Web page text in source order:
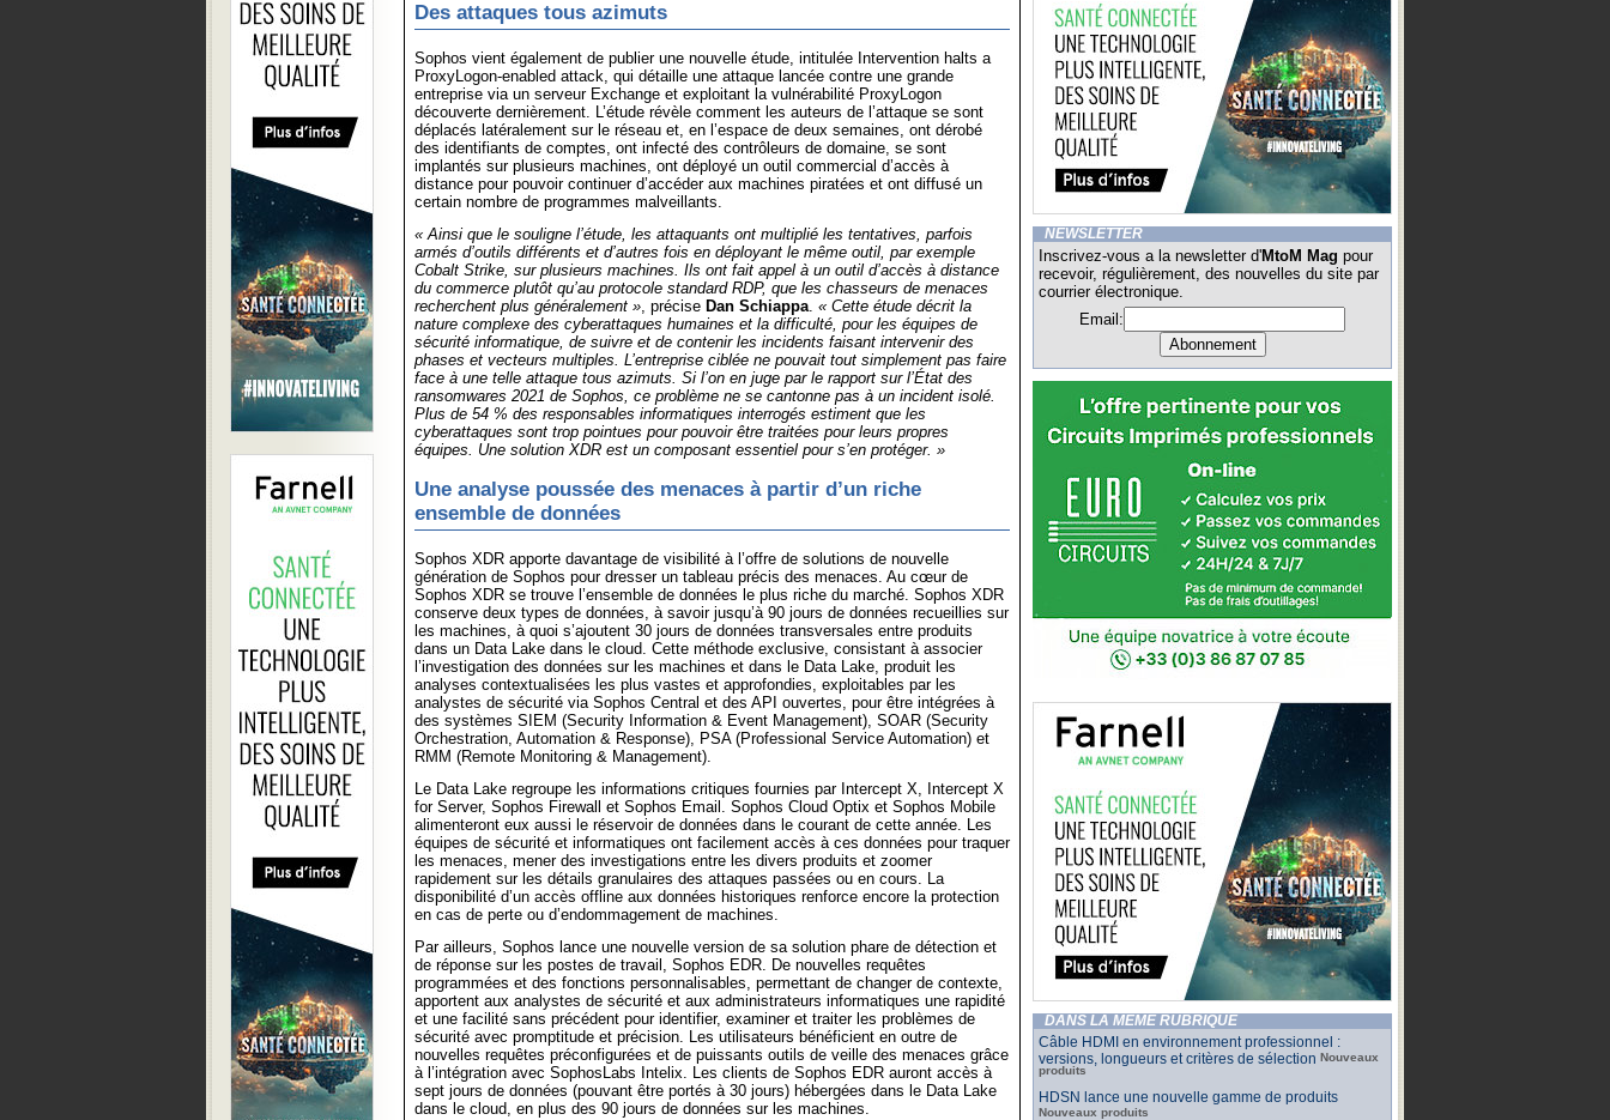
Des attaques tous azimuts
Sophos vient également de publier une nouvelle étude, intitulée Intervention halts a
ProxyLogon-enabled attack, qui détaille une attaque lancée contre une grande
entreprise via un serveur Exchange et exploitant la vulnérabilité ProxyLogon
découverte dernièrement. L’étude révèle comment les auteurs de l’attaque se sont
déplacés latéralement sur le réseau et, en l’espace de deux semaines, ont dérobé
des identifiants de comptes, ont infecté des contrôleurs de domaine, se sont
implantés sur plusieurs machines, ont déployé un outil commercial d’accès à
distance pour pouvoir continuer d’accéder aux machines piratées et ont diffusé un
certain nombre de programmes malveillants.
« Ainsi que le souligne l’étude, les attaquants ont multiplié les tentatives, parfois
armés d’outils différents et d’autres fois en déployant le même outil, par exemple
Cobalt Strike, sur plusieurs machines. Ils ont fait appel à un outil d’accès à distance
du commerce plutôt qu’au protocole standard RDP, que les chasseurs de menaces
recherchent plus généralement », précise Dan Schiappa. « Cette étude décrit la
nature complexe des cyberattaques humaines et la difficulté, pour les équipes de
sécurité informatique, de suivre et de contenir les incidents faisant intervenir des
phases et vecteurs multiples. L’entreprise ciblée ne pouvait tout simplement pas faire
face à une telle attaque tous azimuts. Si l’on en juge par le rapport sur l’État des
ransomwares 2021 de Sophos, ce problème ne se cantonne pas à un incident isolé.
Plus de 54 % des responsables informatiques interrogés estiment que les
cyberattaques sont trop pointues pour pouvoir être traitées pour leurs propres
équipes. Une solution XDR est un composant essentiel pour s’en protéger. »
Une analyse poussée des menaces à partir d’un riche
ensemble de données
Sophos XDR apporte davantage de visibilité à l’offre de solutions de nouvelle
génération de Sophos pour dresser un tableau précis des menaces. Au cœur de
Sophos XDR se trouve l’ensemble de données le plus riche du marché. Sophos XDR
conserve deux types de données, à savoir jusqu’à 90 jours de données recueillies sur
les machines, à quoi s’ajoutent 30 jours de données transversales entre produits
dans un Data Lake dans le cloud. Cette méthode exclusive, consistant à associer
l’investigation des données sur les machines et dans le Data Lake, produit les
analyses contextualisées les plus vastes et approfondies, exploitables par les
analystes de sécurité via Sophos Central et des API ouvertes, pour être intégrées à
des systèmes SIEM (Security Information & Event Management), SOAR (Security
Orchestration, Automation & Response), PSA (Professional Service Automation) et
RMM (Remote Monitoring & Management).
Le Data Lake regroupe les informations critiques fournies par Intercept X, Intercept X
for Server, Sophos Firewall et Sophos Email. Sophos Cloud Optix et Sophos Mobile
alimenteront eux aussi le réservoir de données dans le courant de cette année. Les
équipes de sécurité et informatiques ont facilement accès à ces données pour traquer
les menaces, mener des investigations entre les divers produits et zoomer
rapidement sur les détails granulaires des attaques passées ou en cours. La
disponibilité d’un accès offline aux données historiques renforce encore la protection
en cas de perte ou d’endommagement de machines.
Par ailleurs, Sophos lance une nouvelle version de sa solution phare de détection et
de réponse sur les postes de travail, Sophos EDR. De nouvelles requêtes
programmées et des fonctions personnalisables, permettant de changer de contexte,
apportent aux analystes de sécurité et aux administrateurs informatiques une rapidité
et une facilité sans précédent pour identifier, examiner et traiter les problèmes de
sécurité avec promptitude et précision. Les utilisateurs bénéficient en outre de
nouvelles requêtes préconfigurées et de puissants outils de veille des menaces grâce
à l’intégration avec SophosLabs Intelix. Les clients de Sophos EDR auront accès à
sept jours de données (pouvant être portés à 30 jours) hébergées dans le Data Lake
dans le cloud, en plus des 90 jours de données sur les machines.
NEWSLETTER
Inscrivez-vous a la newsletter d'MtoM Mag pour
recevoir, régulièrement, des nouvelles du site par
courrier électronique.
Email:
DANS LA MÊME RUBRIQUE
Câble HDMI en environnement professionnel :
versions, longueurs et critères de sélection Nouveaux
produits
HDSN lance une nouvelle gamme de produits
Nouveaux produits